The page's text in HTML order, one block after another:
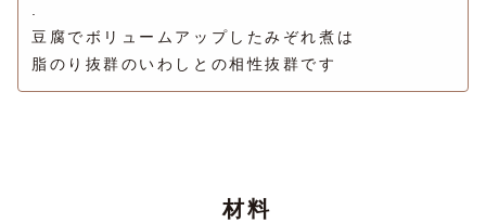
.
豆腐でボリュームアップしたみぞれ煮は
脂のり抜群のいわしとの相性抜群です
材料